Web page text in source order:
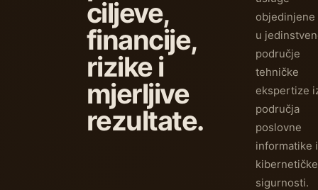
ciljeve,
financije,
rizike i
mjerljive
rezultate.
objedinjene
u
područje
tehničke
ekspertize
područja
poslovne
informatike i
kibernetičke
sigurnosti.